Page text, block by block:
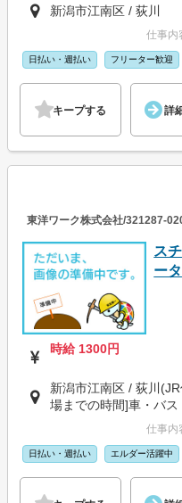
新潟市江南区 / 荻川
仕事内
日払い・週払い フリーター歓迎
キープする 詳
東洋ワーク株式会社/321287-
ス
ー
時給 1300円
新潟市江南区 / 荻川
場までの時間]車・バス
仕事内
日払い・週払い エルダー活躍中